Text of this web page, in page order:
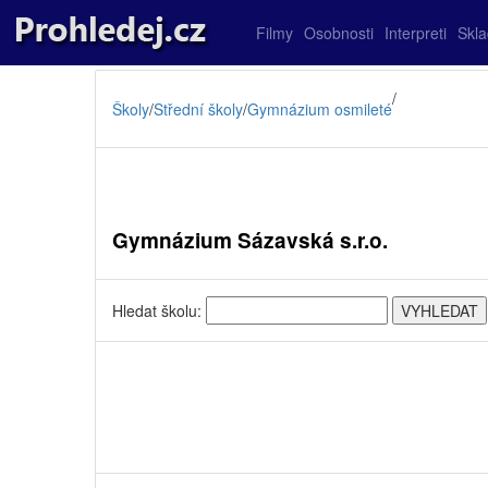
Filmy Osobnosti Interpreti
Školy/Střední školy/Gymnázium osmileté/
Gymnázium Sázavská s.r.o.
Hledat školu: